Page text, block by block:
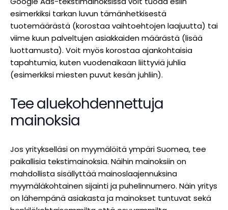
esimerkiksi tarkan luvun tämänhetkisestä
tuotemäärästä (korostaa vaihtoehtojen laajuutta) tai
viime kuun palveltujen asiakkaiden määrästä (lisää
luottamusta). Voit myös korostaa ajankohtaisia
tapahtumia, kuten vuodenaikaan liittyviä juhlia
(esimerkiksi miesten puvut kesän juhliin).
Tee aluekohdennettuja
mainoksia
Jos yritykselläsi on myymälöitä ympäri Suomea, tee
paikallisia tekstimainoksia. Näihin mainoksiin on
mahdollista sisällyttää mainoslaajennuksina
myymäläkohtainen sijainti ja puhelinnumero. Näin yritys
on lähempänä asiakasta ja mainokset tuntuvat sekä